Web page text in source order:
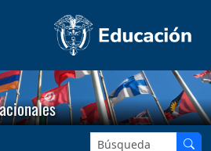
Buscar en el sitio: